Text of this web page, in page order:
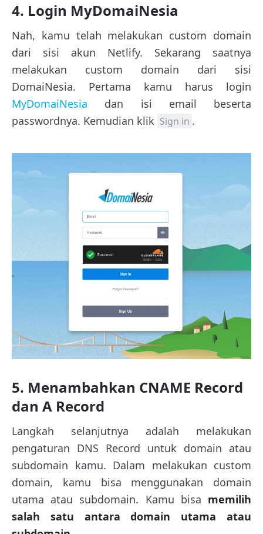
4. Login MyDomaiNesia
Nah, kamu telah melakukan custom domain
dari sisi akun Netlify. Sekarang saatnya
melakukan custom domain dari sisi
DomaiNesia. Pertama kamu harus login
MyDomaiNesia dan isi email beserta
passwordnya. Kemudian klik Sign in .
5. Menambahkan CNAME Record
dan A Record
Langkah selanjutnya adalah melakukan
pengaturan DNS Record untuk domain atau
subdomain kamu. Dalam melakukan custom
domain, kamu bisa menggunakan domain
utama atau subdomain. Kamu bisa memilih
salah satu antara domain utama atau